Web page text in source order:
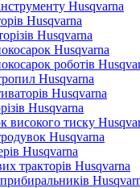
Husqvarna
Husqvarna
Husqvarna
Husqvarna
роботів
Husqvarna
Husqvarna
Husqvarna
високого тиску
Husqvarna
Husqvarna
тракторів Husqvarna